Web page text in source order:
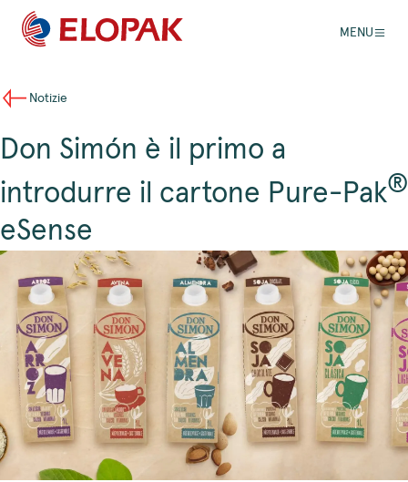
MENU
Notizie
Don Simón è il primo a
introdurre il cartone Pure-Pak®
eSense